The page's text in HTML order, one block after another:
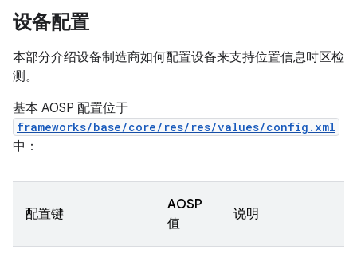
设备配置
本部分介绍设备制造商如何配置设备来支持位置信息时区检
测。
基本 AOSP 配置位于
frameworks/base/core/res/res/values/config.xml
中：
配置键
AOSP
值
说明